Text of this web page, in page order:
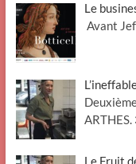
Le
Avant
Le Fruit